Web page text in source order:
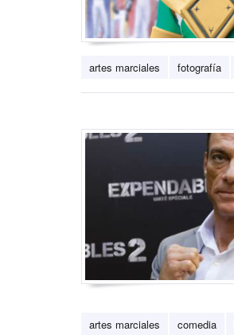
artes marciales fotografía
artes marciales comedia